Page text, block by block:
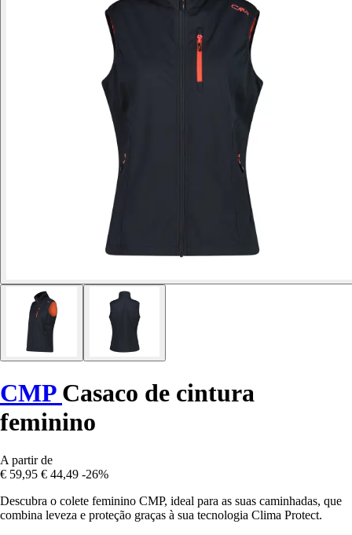
CMP Casaco de cintura
feminino
A partir de
€ 59,95 € 44,49 -26%
Descubra o colete feminino CMP, ideal para as suas caminhadas, que
combina leveza e proteção graças à sua tecnologia Clima Protect.